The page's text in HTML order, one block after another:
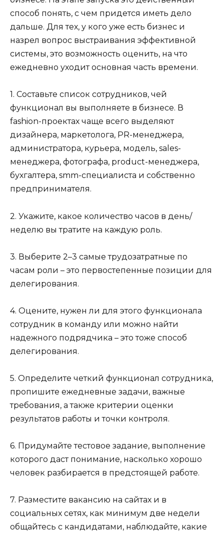
способ понять, с чем придется иметь дело
дальше. Для тех, у кого уже есть бизнес и
назрел вопрос выстраивания эффективной
системы, это возможность оценить, на что
ежедневно уходит основная часть времени.
1. Составьте список сотрудников, чей
функционал вы выполняете в бизнесе. В
fashion-проектах чаще всего выделяют
дизайнера, маркетолога, PR-менеджера,
администратора, курьера, модель, sales-
менеджера, фотографа, product-менеджера,
бухгалтера, smm-специалиста и собственно
предпринимателя.
2. Укажите, какое количество часов в день/
неделю вы тратите на каждую роль.
3. Выберите 2–3 самые трудозатратные по
часам роли – это первостепенные позиции для
делегирования.
4. Оцените, нужен ли для этого функционала
сотрудник в команду или можно найти
надежного подрядчика – это тоже способ
делегирования.
5. Определите четкий функционал сотрудника,
пропишите ежедневные задачи, важные
требования, а также критерии оценки
результатов работы и точки контроля.
6. Придумайте тестовое задание, выполнение
которого даст понимание, насколько хорошо
человек разбирается в предстоящей работе.
7. Разместите вакансию на сайтах и в
социальных сетях, как минимум две недели
общайтесь с кандидатами, наблюдайте, какие